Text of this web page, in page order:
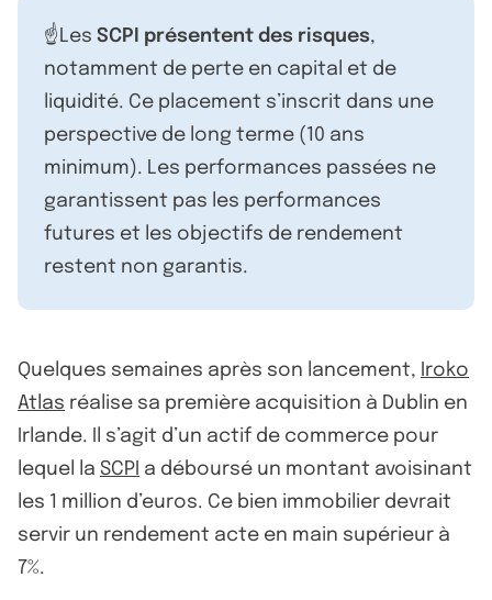
☝️Les SCPI présentent des risques,
notamment de perte en capital et de
liquidité. Ce placement s’inscrit dans une
perspective de long terme (10 ans
minimum). Les performances passées ne
garantissent pas les performances
futures et les objectifs de rendement
restent non garantis.
Quelques semaines après son lancement, Iroko
Atlas réalise sa première acquisition à Dublin en
Irlande. Il s’agit d’un actif de commerce pour
lequel la SCPI a déboursé un montant avoisinant
les 1 million d’euros. Ce bien immobilier devrait
servir un rendement acte en main supérieur à
7%.